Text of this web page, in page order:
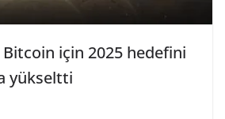
için 2025 hedefini
yükseltti